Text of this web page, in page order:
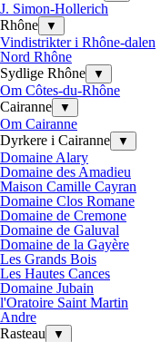
J. Simon-Hollerich
Rhône
▼
Vindistrikter i Rhône-dalen
Nord Rhône
Sydlige Rhône
▼
Om Côtes-du-Rhône
Cairanne
▼
Om Cairanne
Dyrkere i Cairanne
▼
Domaine Alary
Domaine des Amadieu
Maison Camille Cayran
Domaine Clos Romane
Domaine de Cremone
Domaine de Galuval
Domaine de la Gayère
Les Grands Bois
Les Hautes Cances
Domaine Jubain
l'Oratoire Saint Martin
Andre
Rasteau
▼